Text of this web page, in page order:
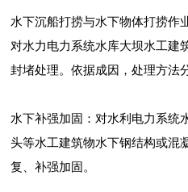
水下沉船打捞与水下物体打捞作
对水力电力系统水库大坝水工建
封堵处理。依据成因，处理方法
水下补强加固：对水利电力系统
头等水工建筑物水下钢结构或混
复、补强加固。